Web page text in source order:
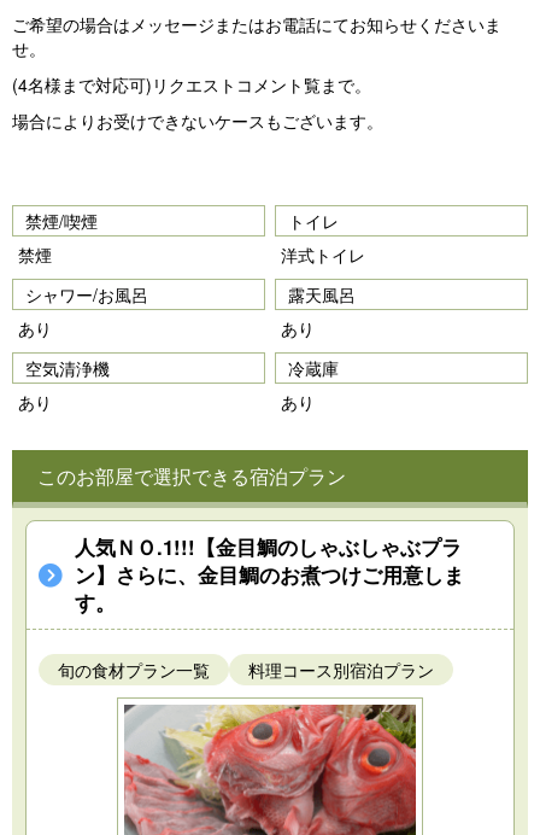
ご希望の場合はメッセージまたはお電話にてお知らせくださいま
せ。
(4名様まで対応可)リクエストコメント覧まで。
場合によりお受けできないケースもございます。
禁煙/喫煙
禁煙
トイレ
洋式トイレ
シャワー/お風呂
あり
露天風呂
あり
空気清浄機
あり
冷蔵庫
あり
このお部屋で選択できる宿泊プラン
人気ＮＯ.1!!!【金目鯛のしゃぶしゃぶプラ
ン】さらに、金目鯛のお煮つけご用意しま
す。
旬の食材プラン一覧 料理コース別宿泊プラン